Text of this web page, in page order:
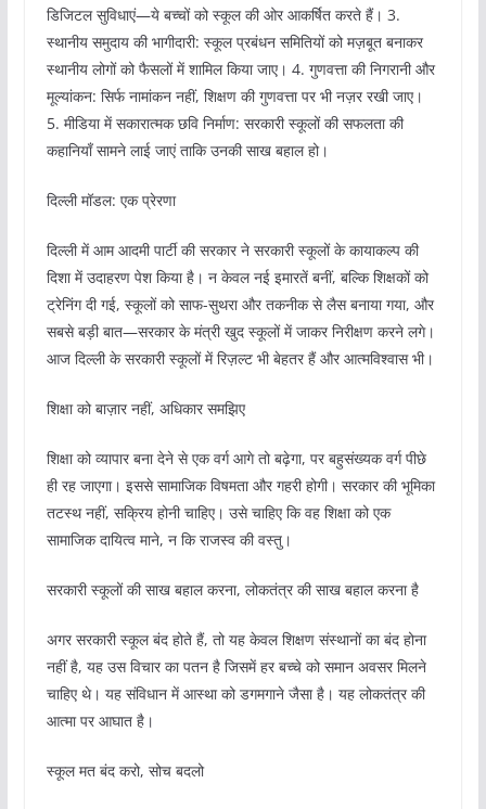
डिजिटल सुविधाएं—ये बच्चों को स्कूल की ओर आकर्षित करते हैं। 3.
स्थानीय समुदाय की भागीदारी: स्कूल प्रबंधन समितियों को मज़बूत बनाकर
स्थानीय लोगों को फैसलों में शामिल किया जाए। 4. गुणवत्ता की निगरानी और
मूल्यांकन: सिर्फ नामांकन नहीं, शिक्षण की गुणवत्ता पर भी नज़र रखी जाए।
5. मीडिया में सकारात्मक छवि निर्माण: सरकारी स्कूलों की सफलता की
कहानियाँ सामने लाई जाएं ताकि उनकी साख बहाल हो।
दिल्ली मॉडल: एक प्रेरणा
दिल्ली में आम आदमी पार्टी की सरकार ने सरकारी स्कूलों के कायाकल्प की
दिशा में उदाहरण पेश किया है। न केवल नई इमारतें बनीं, बल्कि शिक्षकों को
ट्रेनिंग दी गई, स्कूलों को साफ-सुथरा और तकनीक से लैस बनाया गया, और
सबसे बड़ी बात—सरकार के मंत्री खुद स्कूलों में जाकर निरीक्षण करने लगे।
आज दिल्ली के सरकारी स्कूलों में रिज़ल्ट भी बेहतर हैं और आत्मविश्वास भी।
शिक्षा को बाज़ार नहीं, अधिकार समझिए
शिक्षा को व्यापार बना देने से एक वर्ग आगे तो बढ़ेगा, पर बहुसंख्यक वर्ग पीछे
ही रह जाएगा। इससे सामाजिक विषमता और गहरी होगी। सरकार की भूमिका
तटस्थ नहीं, सक्रिय होनी चाहिए। उसे चाहिए कि वह शिक्षा को एक
सामाजिक दायित्व माने, न कि राजस्व की वस्तु।
सरकारी स्कूलों की साख बहाल करना, लोकतंत्र की साख बहाल करना है
अगर सरकारी स्कूल बंद होते हैं, तो यह केवल शिक्षण संस्थानों का बंद होना
नहीं है, यह उस विचार का पतन है जिसमें हर बच्चे को समान अवसर मिलने
चाहिए थे। यह संविधान में आस्था को डगमगाने जैसा है। यह लोकतंत्र की
आत्मा पर आघात है।
स्कूल मत बंद करो, सोच बदलो